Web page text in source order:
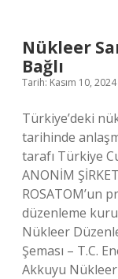
Nükleer
Bağlı
Tarih: Kasım 10, 2024
Türkiye’deki
tarihinde
tarafı Türkiye
ANONİM
ROSATOM’un
düzenleme
Nükleer
Şeması – T.C.
Akkuyu